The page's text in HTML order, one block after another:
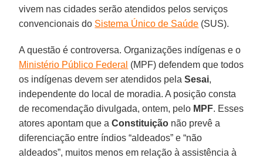
vivem nas cidades serão atendidos pelos serviços
convencionais do Sistema Único de Saúde (SUS).
A questão é controversa. Organizações indígenas e o
Ministério Público Federal (MPF) defendem que todos
os indígenas devem ser atendidos pelaSesai,
independente do local de moradia. A posição consta
de recomendação divulgada, ontem, pelo MPF. Esses
atores apontam que aConstituição não prevê a
diferenciação entre índios “aldeados” e “não
aldeados”, muitos menos em relação à assistência à